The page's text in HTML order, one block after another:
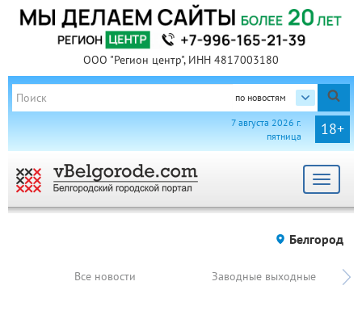
ООО "Регион центр", ИНН 4817003180
по новостям
18+
7 августа 2026 г.
пятница
Toggle
Белгород
Все новости Заводные выходные